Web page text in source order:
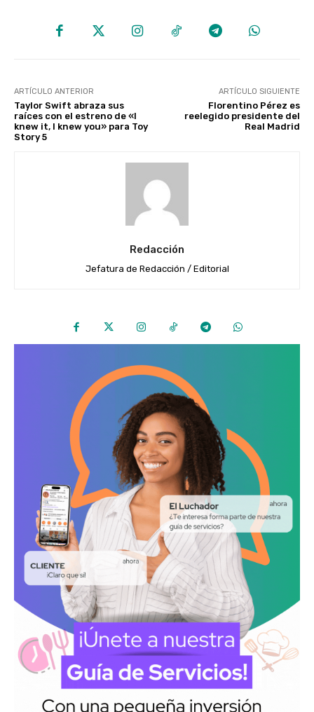
ARTÍCULO ANTERIOR
Taylor Swift abraza sus
raíces con el estreno de «I
knew it, I knew you» para Toy
Story 5
ARTÍCULO SIGUIENTE
Florentino Pérez es
reelegido presidente del
Real Madrid
Redacción
Jefatura de Redacción / Editorial